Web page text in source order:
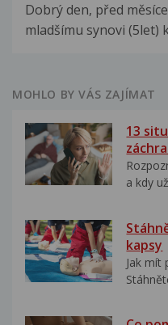
Dobrý den, před
mladšímu synovi (5let)
MOHLO BY VÁS ZAJÍMAT
13
a kdy
kapsy
Jak mít